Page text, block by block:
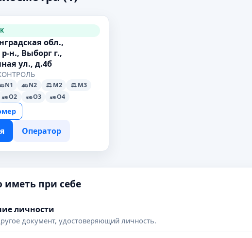
обл.,
н., Выборг г.,
ул., д.4б
N1 N2 M2
M3
O2 O3 O4
Оператор
иметь при себе
личности
документ, удостоверяющий личность.